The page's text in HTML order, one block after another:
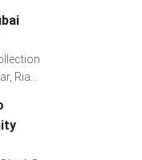
Ria...